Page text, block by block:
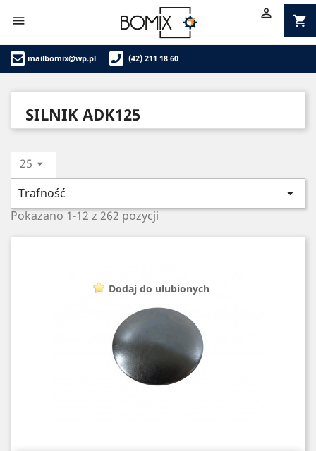
 shopping_cart

mailbomix@wp.pl (42) 211 18 60
SILNIK ADK125
25 
Trafność 
Pokazano 1-12 z 262 pozycji
Dodaj do ulubionych